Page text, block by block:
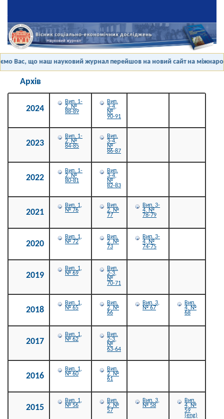
Вас, що наш науковий журнал перейшов на новий сайт на
Архів
2024
Вип. 1-
2, №
88-89
Вип.
3-4,
№
90-91
2023
Вип. 1-
2, №
84-85
Вип.
3-4,
№
86-87
2022
Вип. 1-
2, №
80-81
Вип.
3-4,
№
82-83
2021
Вип. 1,
№ 76
Вип.
2, №
77
Вип. 3-
4, №
78-79
2020
Вип. 1,
№ 72
Вип.
2, №
73
Вип. 3-
4, №
74-75
2019
Вип. 1,
№ 69
Вип.
2-3,
№
70-71
2018
Вип. 1,
№ 65
Вип.
2, №
66
Вип. 3,
№ 67
Вип.
4, №
68
2017
Вип. 1,
№ 62
Вип.
2-3,
№
63-64
2016
Вип. 1,
№ 60
Вип.
2, №
61
2015
Вип. 1,
№ 56
Вип.
2, №
57
Вип. 3,
№ 58
Вип.
4, №
59
(eng)